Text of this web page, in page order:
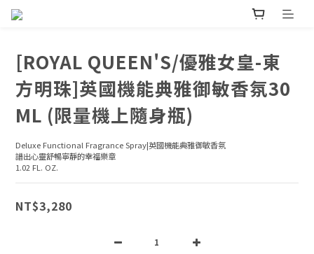
[ROYAL QUEEN'S/優雅女皇-東
方明珠]英國機能典雅御敏香氛30
ML (限量機上隨身瓶)
Deluxe Functional Fragrance Spray|英國機能典雅御敏香氛
譜出心靈舒暢寧靜的幸福樂章
1.02 FL. OZ.
NT$3,280